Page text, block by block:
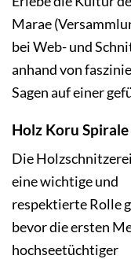
Marae
bei Web- und
anhand von
Sagen auf einer
Holz Koru
Die
eine wichtige und
respektierte Rolle
bevor die ersten
hochseetüchtiger